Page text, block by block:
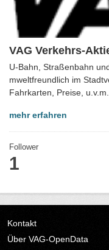
VAG Verkehrs-
U-Bahn, Straßenbahn
mweltfreundlich im
Fahrkarten, Preise, u.v.m..
mehr erfahren
Follower
1
Kontakt
Über VAG-OpenData